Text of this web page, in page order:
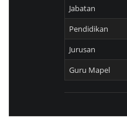
Jabatan
Pendidikan
Jurusan
Guru Mapel